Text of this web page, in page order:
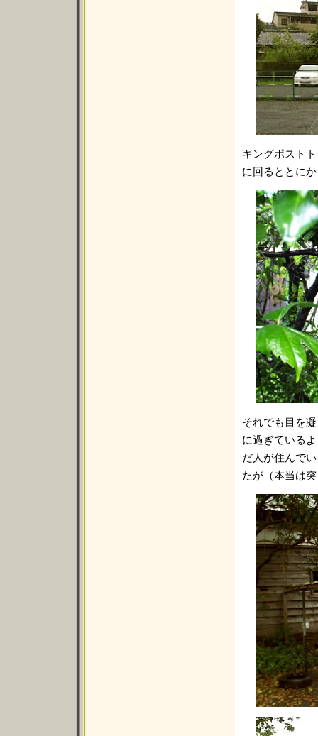
キングポスト
に回るととに
それでも目を
に過ぎている
だ人が住んで
たが（本当は